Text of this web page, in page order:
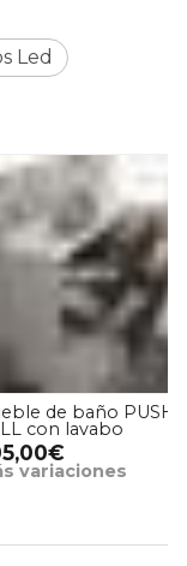
Led
baño PUSH-
lavabo